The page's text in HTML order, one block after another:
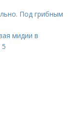
Под грибным
мидии в